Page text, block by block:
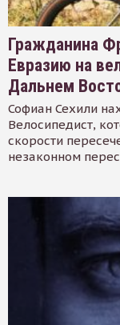
Гражданина
Евразию на
Дальнем
Софиан Сехили
Велосипедист,
скорости
незаконном